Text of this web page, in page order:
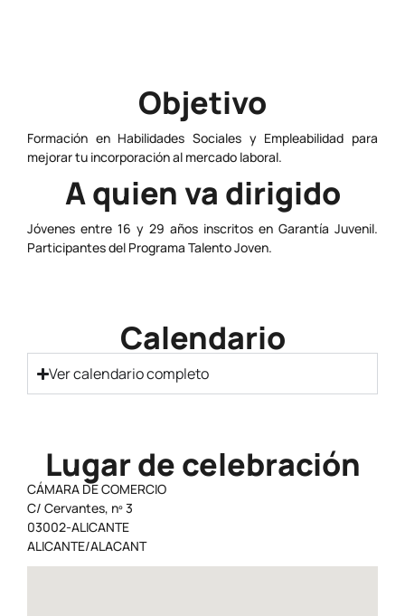
Objetivo
Formación en Habilidades Sociales y Empleabilidad para
mejorar tu incorporación al mercado laboral.
A quien va dirigido
Jóvenes entre 16 y 29 años inscritos en Garantía Juvenil.
Participantes del Programa Talento Joven.
Calendario
Ver calendario completo
Lugar de celebración
CÁMARA DE COMERCIO
C/ Cervantes, nº 3
03002-ALICANTE
ALICANTE/ALACANT